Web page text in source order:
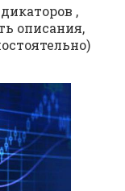
,
описания,